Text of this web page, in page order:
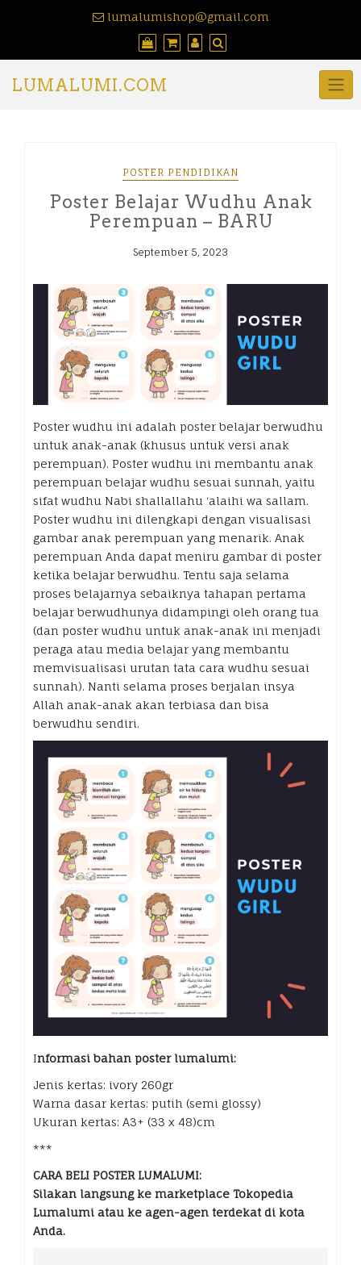
lumalumishop@gmail.com
LUMALUMI.COM
POSTER PENDIDIKAN
Poster Belajar Wudhu Anak
Perempuan – BARU
September 5, 2023
Poster wudhu ini adalah poster belajar berwudhu
untuk anak-anak (khusus untuk versi anak
perempuan). Poster wudhu ini membantu anak
perempuan belajar wudhu sesuai sunnah, yaitu
sifat wudhu Nabi shallallahu ‘alaihi wa sallam.
Poster wudhu ini dilengkapi dengan visualisasi
gambar anak perempuan yang menarik. Anak
perempuan Anda dapat meniru gambar di poster
ketika belajar berwudhu. Tentu saja selama
proses belajarnya sebaiknya tahapan pertama
belajar berwudhunya didampingi oleh orang tua
(dan poster wudhu untuk anak-anak ini menjadi
peraga atau media belajar yang membantu
memvisualisasi urutan tata cara wudhu sesuai
sunnah). Nanti selama proses berjalan insya
Allah anak-anak akan terbiasa dan bisa
berwudhu sendiri.
Informasi bahan poster lumalumi:
Jenis kertas: ivory 260gr
Warna dasar kertas: putih (semi glossy)
Ukuran kertas: A3+ (33 x 48)cm
***
CARA BELI POSTER LUMALUMI:
Silakan langsung ke marketplace Tokopedia
Lumalumi atau ke agen-agen terdekat di kota
Anda.